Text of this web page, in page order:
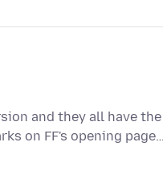
and they all have
on FF's opening page…